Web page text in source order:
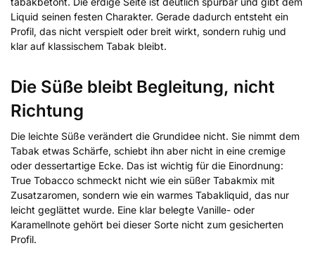
Liquid seinen festen Charakter. Gerade dadurch entsteht ein
Profil, das nicht verspielt oder breit wirkt, sondern ruhig und
klar auf klassischem Tabak bleibt.
Die Süße bleibt Begleitung, nicht
Richtung
Die leichte Süße verändert die Grundidee nicht. Sie nimmt dem
Tabak etwas Schärfe, schiebt ihn aber nicht in eine cremige
oder dessertartige Ecke. Das ist wichtig für die Einordnung:
True Tobacco schmeckt nicht wie ein süßer Tabakmix mit
Zusatzaromen, sondern wie ein warmes Tabakliquid, das nur
leicht geglättet wurde. Eine klar belegte Vanille- oder
Karamellnote gehört bei dieser Sorte nicht zum gesicherten
Profil.